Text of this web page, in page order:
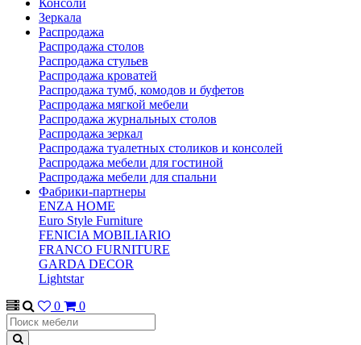
Консоли
Зеркала
Распродажа
Распродажа столов
Распродажа стульев
Распродажа кроватей
Распродажа тумб, комодов и буфетов
Распродажа мягкой мебели
Распродажа журнальных столов
Распродажа зеркал
Распродажа туалетных столиков и консолей
Распродажа мебели для гостиной
Распродажа мебели для спальни
Фабрики-партнеры
ENZA HOME
Euro Style Furniture
FENICIA MOBILIARIO
FRANCO FURNITURE
GARDA DECOR
Lightstar
0
0